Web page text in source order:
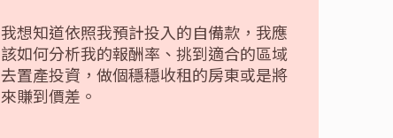
我想知道依照我預計投入的自備款，我應
該如何分析我的報酬率、挑到適合的區域
去置產投資，做個穩穩收租的房東或是將
來賺到價差。